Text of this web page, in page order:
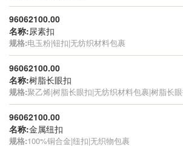
96062100.00
名称:尿素扣
规格:电玉粉|钮扣|无纺织材料包裹
96062100.00
名称:树脂长眼扣
规格:聚乙烯|树脂长眼扣|无纺织材料包裹|树脂长
96062100.00
名称:金属纽扣
规格:100%铜合金|纽扣|无织物包裹